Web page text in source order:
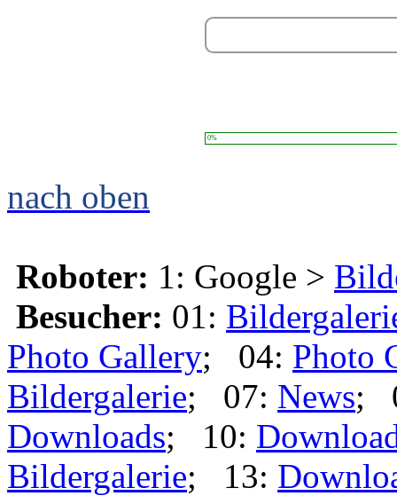
0%
nach oben
Roboter: 1: Google >
Besucher: 01:
Photo Gallery; 04: Photo
Bildergalerie; 07: News;
Downloads; 10:
Bildergalerie; 13: